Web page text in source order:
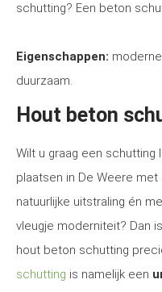
schutting? Een beton
Eigenschappen:
duurzaam.
Hout beton
Wilt u graag een schutting
plaatsen in De Weere met
natuurlijke uitstraling én
vleugje moderniteit? Dan
hout beton schutting
schutting is namelijk een